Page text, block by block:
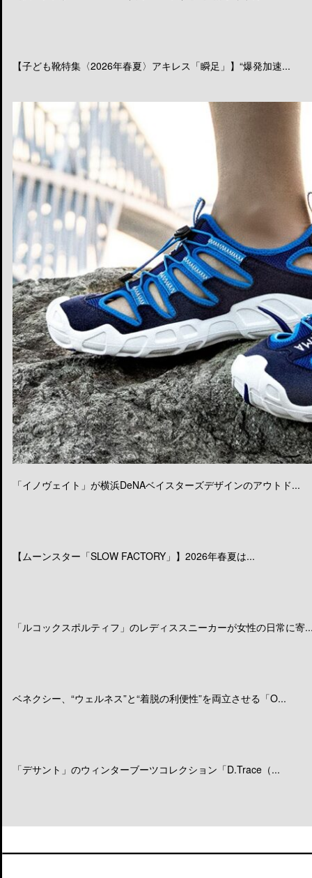
【子ども靴特集〈2026年春夏〉アキレス「瞬足」】“爆発加速...
「イノヴェイト」が横浜DeNAベイスターズデザインのアウトド...
【ムーンスター「SLOW FACTORY」】2026年春夏は...
「ルコックスポルティフ」のレディススニーカーが女性の日常に寄
ベネクシー、“ウェルネス”と“着脱の利便性”を両立させる「O...
「デサント」のウィンターブーツコレクション「D.Trace（...